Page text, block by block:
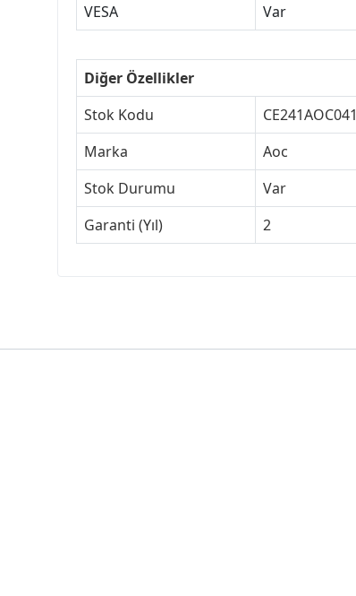
VESA
Var
Diğer Özellikler
Stok Kodu
CE241AOC041
Marka
Aoc
Stok Durumu
Var
Garanti (Yıl)
2